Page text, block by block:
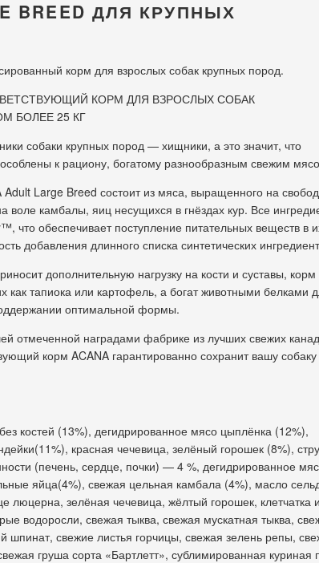
BREED ДЛЯ КРУПНЫХ
корм для взрослых собак крупных пород.
КОРМ ДЛЯ ВЗРОСЛЫХ СОБАК
БОЛЕЕ 25 КГ
собаки крупных пород — хищники, а это значит, что
к рациону, богатому разнообразным свежим
Large Breed состоит из мяса, выращенного на
воле камбалы, яиц несущихся в гнёздах кур. Все
что обеспечивает поступление питательных веществ в
добавления длинного списка синтетических
дополнительную нагрузку на кости и суставы,
как тапиока или картофель, а богат животными белками
оптимальной формы.
отмеченной наградами фабрике из лучших свежих
корм ACANA гарантированно сохранит вашу
костей (13%), дегидрированное мясо цыплёнка (12%),
красная чечевица, зелёный горошек (8%),
(печень, сердце, почки) — 4 %, дегидрированное
яйца(4%), свежая цельная камбала (4%), масло
люцерна, зелёная чечевица, жёлтый горошек, клетчатка
водоросли, свежая тыква, свежая мускатная тыква,
шпинат, свежие листья горчицы, свежая зелень репы,
груша сорта «Бартлетт», сублимированная куриная